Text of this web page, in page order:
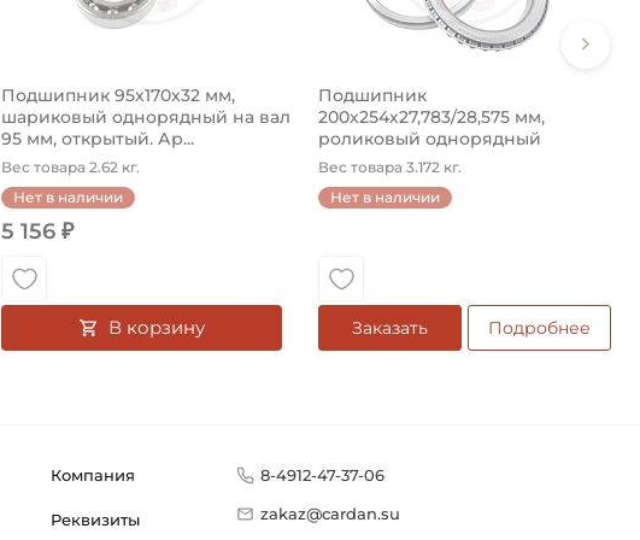
Подшипник 95х170х32 мм,
шариковый однорядный на вал
95 мм, открытый. Ар...
Вес товара 2.62 кг.
Нет в наличии
5 156 ₽
В корзину
Подшипник
200х254х27,783/28,575 мм,
роликовый однорядный
конический на ...
Вес товара 3.172 кг.
Нет в наличии
Заказать Подробнее
Компания
Реквизиты
8-4912-47-37-06
zakaz@cardan.su